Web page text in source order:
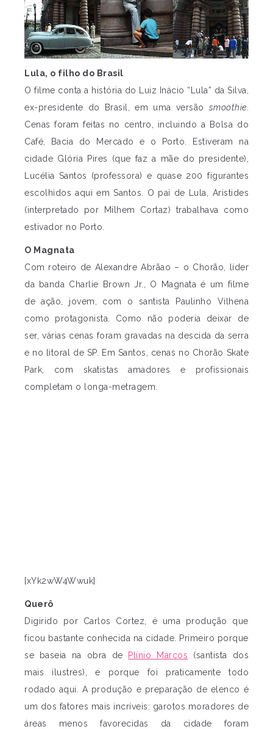
Lula, o filho do Brasil
O filme conta a história do Luiz Inácio “Lula” da Silva,
ex-presidente do Brasil, em uma versão smoothie.
Cenas foram feitas no centro, incluindo a Bolsa do
Café, Bacia do Mercado e o Porto. Estiveram na
cidade Glória Pires (que faz a mãe do presidente),
Lucélia Santos (professora) e quase 200 figurantes
escolhidos aqui em Santos. O pai de Lula, Aristides
(interpretado por Milhem Cortaz) trabalhava como
estivador no Porto.
O Magnata
Com roteiro de Alexandre Abrãao – o Chorão, líder
da banda Charlie Brown Jr., O Magnata é um filme
de ação, jovem, com o santista Paulinho Vilhena
como protagonista. Como não poderia deixar de
ser, várias cenas foram gravadas na descida da serra
e no litoral de SP. Em Santos, cenas no Chorão Skate
Park, com skatistas amadores e profissionais
completam o longa-metragem.
[xYk2wW4Wwuk]
Querô
Digirido por Carlos Cortez, é uma produção que
ficou bastante conhecida na cidade. Primeiro porque
se baseia na obra de
Plínio Marcos (santista dos
mais ilustres), e porque foi praticamente todo
rodado aqui. A produção e preparação de elenco é
um dos fatores mais incríveis: garotos moradores de
áreas menos favorecidas da cidade foram